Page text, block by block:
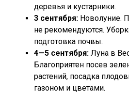
деревья и кустарники.
3 сентября: Новолуние.
не рекомендуются.
подготовка почвы.
4—5 сентября: Луна в
Благоприятен посев
растений, посадка
газоном и цветами.